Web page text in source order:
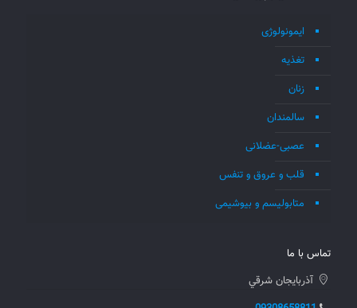
ایمونولوژی
تغذیه
زنان
سالمندان
عصبی-عضلانی
قلب و عروق و تنفس
متابولیسم و بیوشیمی
تماس با ما
آذربايجان شرقي